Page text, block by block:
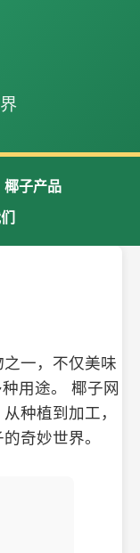
椰子产品
一，不仅美味
用途。 椰子网
种植到加工，
奇妙世界。